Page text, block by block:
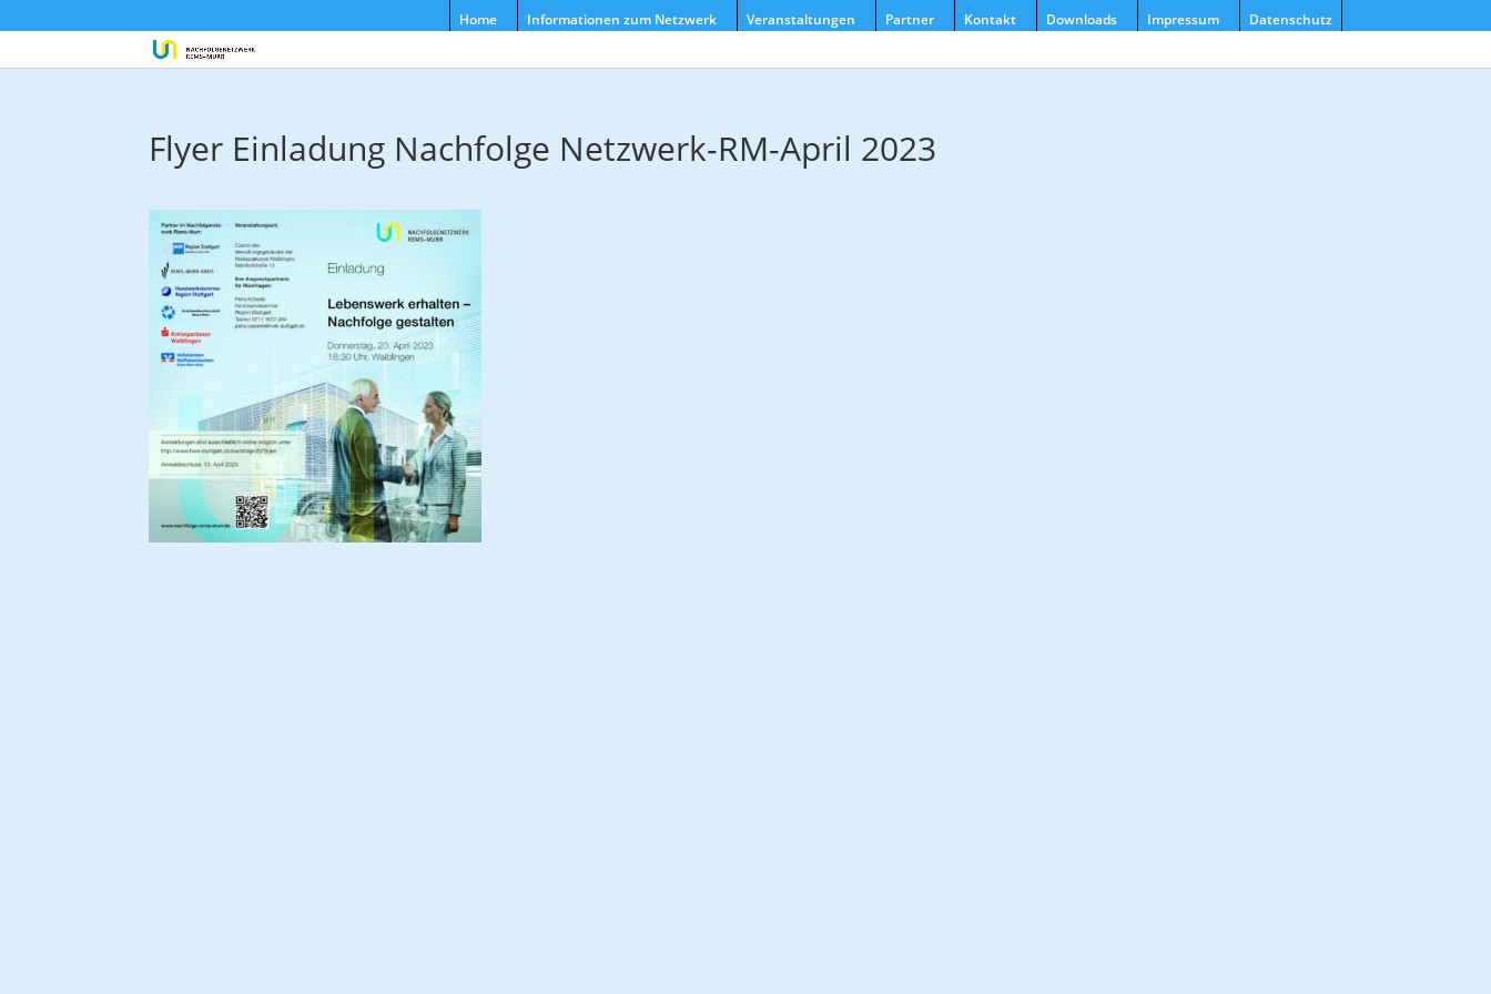
Home Informationen zum Netzwerk Veranstaltungen Partner Kontakt Downloads Impressum Datenschutz
Flyer Einladung Nachfolge Netzwerk-RM-April 2023